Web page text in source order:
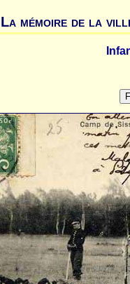
La mémoire de la